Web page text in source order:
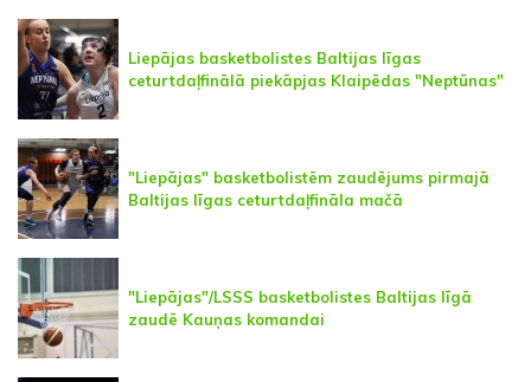
Liepājas basketbolistes Baltijas līgas
ceturtdaļfinālā piekāpjas Klaipēdas "Neptūnas"
"Liepājas" basketbolistēm zaudējums pirmajā
Baltijas līgas ceturtdaļfināla mačā
"Liepājas"/LSSS basketbolistes Baltijas līgā
zaudē Kauņas komandai